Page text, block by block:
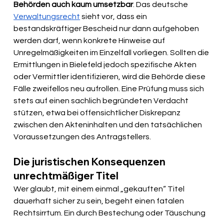
Behörden auch kaum umsetzbar. Das deutsche
Verwaltungsrecht sieht vor, dass ein
bestandskräftiger Bescheid nur dann aufgehoben
werden darf, wenn konkrete Hinweise auf
Unregelmäßigkeiten im Einzelfall vorliegen. Sollten die
Ermittlungen in Bielefeld jedoch spezifische Akten
oder Vermittler identifizieren, wird die Behörde diese
Fälle zweifellos neu aufrollen. Eine Prüfung muss sich
stets auf einen sachlich begründeten Verdacht
stützen, etwa bei offensichtlicher Diskrepanz
zwischen den Akteninhalten und den tatsächlichen
Voraussetzungen des Antragstellers.
Die juristischen Konsequenzen
unrechtmäßiger Titel
Wer glaubt, mit einem einmal „gekauften“ Titel
dauerhaft sicher zu sein, begeht einen fatalen
Rechtsirrtum. Ein durch Bestechung oder Täuschung